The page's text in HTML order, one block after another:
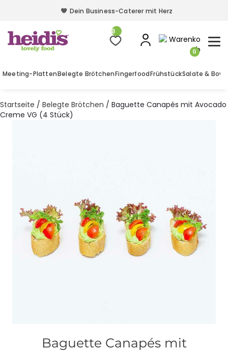
Dein Business-Caterer mit Herz
Dein Business-Caterer mit Herz
0
0
Meeting-PlattenBelegte BrötchenFingerfoodFrühstückSalate &
Startseite / Belegte Brötchen / Baguette Canapés mit Avocado
Creme VG (4 Stück)
Baguette Canapés mit